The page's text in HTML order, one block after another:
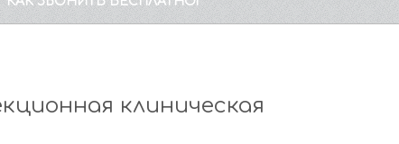
клиническая